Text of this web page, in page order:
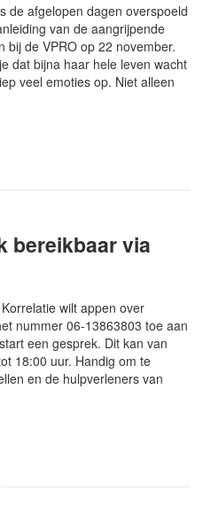
de afgelopen dagen overspoeld
van de aangrijpende
bij de VPRO op 22 november.
dat bijna haar hele leven wacht
veel emoties op. Niet alleen
bereikbaar via
wilt appen over
nummer 06-13863803 toe aan
een gesprek. Dit kan van
18:00 uur. Handig om te
en de hulpverleners van